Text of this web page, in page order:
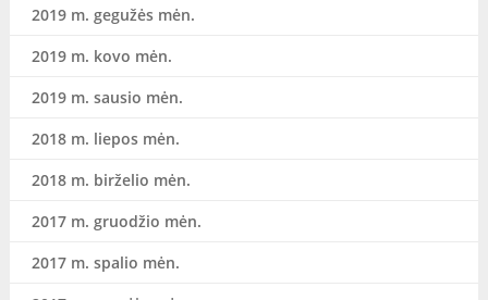
2019 m. gegužės mėn.
2019 m. kovo mėn.
2019 m. sausio mėn.
2018 m. liepos mėn.
2018 m. birželio mėn.
2017 m. gruodžio mėn.
2017 m. spalio mėn.